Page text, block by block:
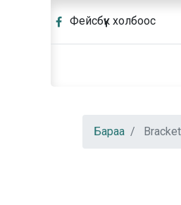
Фейсбүүк холбоос
Бараа